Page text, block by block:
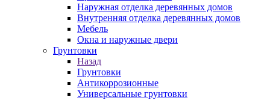
Наружная отделка деревянных домов
Внутренняя отделка деревянных домов
Мебель
Окна и наружные двери
Грунтовки
Назад
Грунтовки
Антикоррозионные
Универсальные грунтовки